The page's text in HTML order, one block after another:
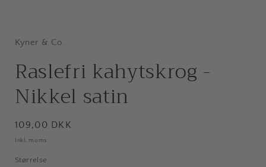
i
modus
Kyner & Co.
Raslefri kahytskrog -
Nikkel satin
Normalpris
109,00 DKK
Inkl. moms
Størrelse